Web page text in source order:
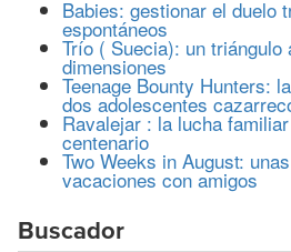
Babies: gestionar el duelo
espontáneos
Trío ( Suecia): un triángulo
dimensiones
Teenage Bounty Hunters:
dos adolescentes
Ravalejar : la lucha
centenario
Two Weeks in August:
vacaciones con amigos
Buscador